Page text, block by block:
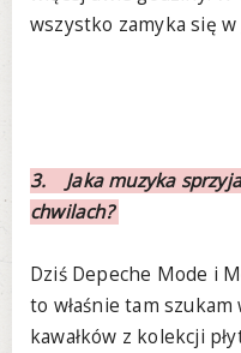
wszystko zamyka się w
3. Jaka muzyka
chwilach?
Dziś Depeche Mode i
to właśnie tam
kawałków z kolekcji